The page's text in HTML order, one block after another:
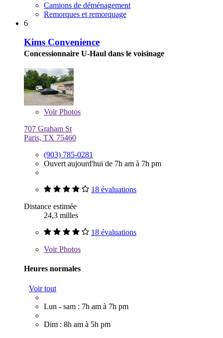
Camions de déménagement
Remorques et remorquage
6
Kims Convenience
Concessionnaire U-Haul dans le voisinage
VoirPhotos
707 Graham St
Paris, TX 75460
(903) 785-0281
Ouvert aujourd'hui de 7h am à 7h pm
18 évaluations
Distance estimée
24,3 milles
18 évaluations
VoirPhotos
Heures normales
Voir tout
Lun - sam : 7h am à 7h pm
Dim : 8h am à 5h pm